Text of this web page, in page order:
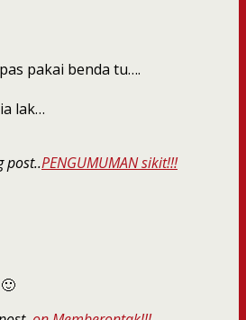
pakai benda tu….
lak…
post..PENGUMUMAN sikit!!!